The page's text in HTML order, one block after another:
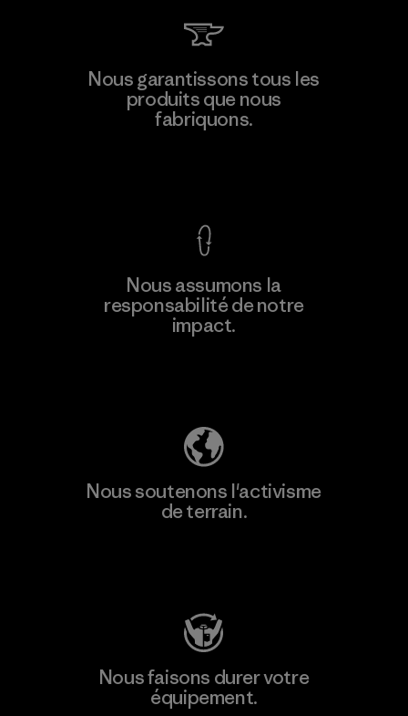
Nous garantissons tous les
produits que nous
fabriquons.
Nous assumons la
responsabilité de notre
impact.
Nous soutenons l'activisme
de terrain.
Nous faisons durer votre
équipement.